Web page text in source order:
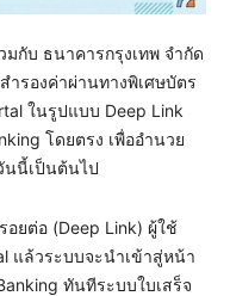
มกับ ธนาคารกรุงเทพ จำกัด
ำรองค่าผ่านทางพิเศษบัตร
ในรูปแบบ Deep Link
โดยตรง เพื่ออำนวย
นนี้เป็นต้นไป
ยต่อ (Deep Link) ผู้ใช้
แล้วระบบจะนำเข้าสู่หน้า
ทันทีระบบใบเสร็จ